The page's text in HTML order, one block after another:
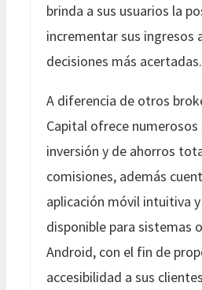
brinda a sus usuarios la
incrementar sus ingresos
decisiones más acertadas.
A diferencia de otros
Capital ofrece numerosos
inversión y de ahorros
comisiones, además
aplicación móvil intuitiva
disponible para sistemas
Android, con el fin de
accesibilidad a sus